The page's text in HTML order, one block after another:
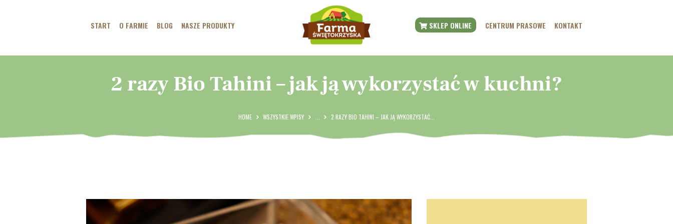
START O FARMIE BLOG NASZE PRODUKTY SKLEP ONLINE CENTRUM PRASOWE KONTAKT
2 razy Bio Tahini – jak ją wykorzystać w kuchni?
HOME WSZYSTKIE WPISY 2 RAZY BIO TAHINI – JAK JĄ WYKORZYSTAĆ...
O FARMIE
BLOG
NASZE PRODUKTY
CENTRUM PRASOWE